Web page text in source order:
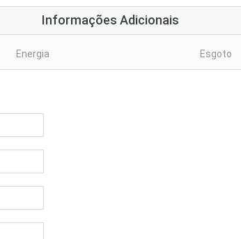
Informações Adicionais
Energia Esgoto